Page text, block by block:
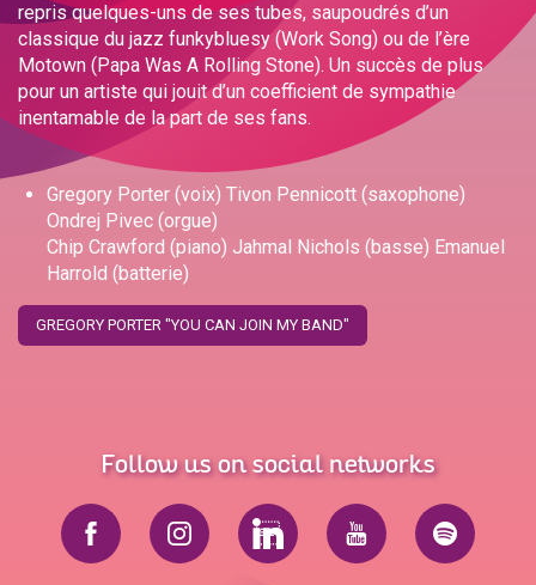
repris quelques-uns de ses tubes, saupoudrés d’un
classique du jazz funkybluesy (Work Song) ou de l’ère
Motown (Papa Was A Rolling Stone). Un succès de plus
pour un artiste qui jouit d’un coefficient de sympathie
inentamable de la part de ses fans.
Gregory Porter (voix) Tivon Pennicott (saxophone)
Ondrej Pivec (orgue)
Chip Crawford (piano) Jahmal Nichols (basse) Emanuel
Harrold (batterie)
GREGORY PORTER "YOU CAN JOIN MY BAND"
Follow us on social networks